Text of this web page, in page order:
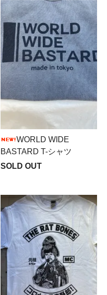
WORLD WIDE
BASTARD T-シャツ
SOLD OUT